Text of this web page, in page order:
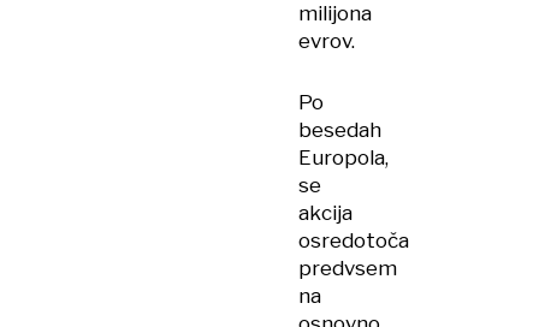
milijona
evrov.
Po
besedah
Europola,
se
akcija
osredotoča
predvsem
na